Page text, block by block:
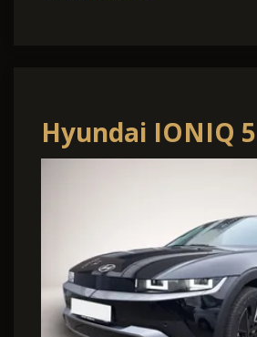
Hyundai IONIQ
Centriq